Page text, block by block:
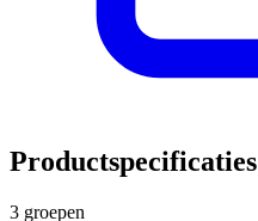
Productspecificaties
3 groepen